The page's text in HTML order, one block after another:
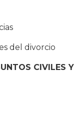
del divorcio
CIVILES Y